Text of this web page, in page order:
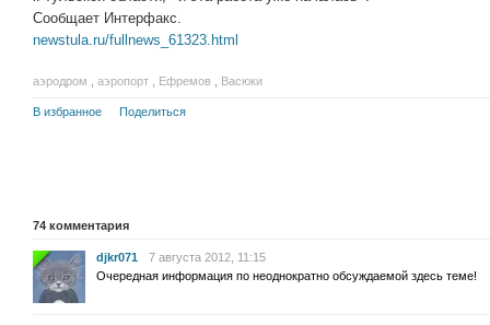
Сообщает Интерфакс.
newstula.ru/fullnews_61323.html
аэродром аэропорт Ефремов Васюки
В избранное Поделиться
74 комментария
djkr071
7 августа 2012, 11:15
Очередная информация по неоднократно обсуждаемой здесь теме!